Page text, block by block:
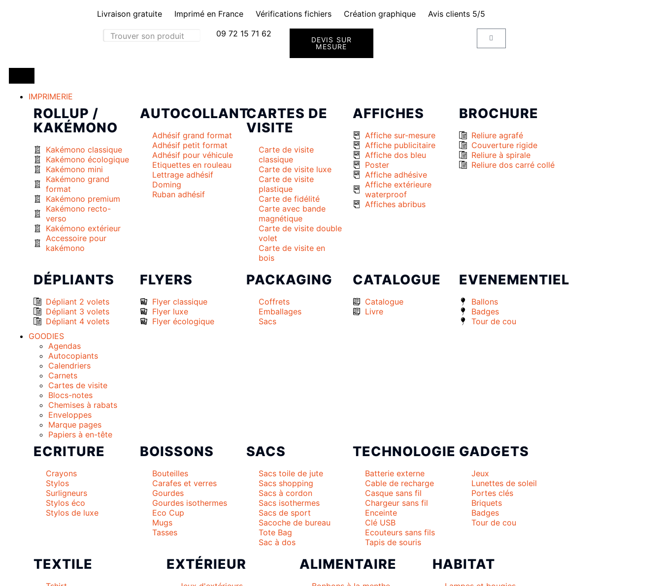
Livraison gratuite Imprimé en France Vérifications fichiers Création graphique
Avis clients 5/5
09 72 15 71 62
DEVIS SUR
MESURE
IMPRIMERIE
ROLLUP /
KAKÉMONO
Kakémono classique
Kakémono écologique
Kakémono mini
Kakémono grand
format
Kakémono premium
Kakémono recto-
verso
Kakémono extérieur
Accessoire pour
kakémono
AUTOCOLLANT
Adhésif grand format
Adhésif petit format
Adhésif pour véhicule
Etiquettes en rouleau
Lettrage adhésif
Doming
Ruban adhésif
CARTES DE
VISITE
Carte de visite
classique
Carte de visite luxe
Carte de visite
plastique
Carte de fidélité
Carte avec bande
magnétique
Carte de visite double
volet
Carte de visite en
bois
AFFICHES
Affiche sur-mesure
Affiche publicitaire
Affiche dos bleu
Poster
Affiche adhésive
Affiche extérieure
waterproof
Affiches abribus
BROCHURE
Reliure agrafé
Couverture rigide
Reliure à spirale
Reliure dos carré collé
DÉPLIANTS
Dépliant 2 volets
Dépliant 3 volets
Dépliant 4 volets
FLYERS
Flyer classique
Flyer luxe
Flyer écologique
PACKAGING
Coffrets
Emballages
Sacs
CATALOGUE
Catalogue
Livre
EVENEMENTIEL
Ballons
Badges
Tour de cou
GOODIES
Agendas
Autocopiants
Calendriers
Carnets
Cartes de visite
Blocs-notes
Chemises à rabats
Enveloppes
Marque pages
Papiers à en-tête
ECRITURE
Crayons
Stylos
Surligneurs
Stylos éco
Stylos de luxe
BOISSONS
Bouteilles
Carafes et verres
Gourdes
Gourdes isothermes
Eco Cup
Mugs
Tasses
SACS
Sacs toile de jute
Sacs shopping
Sacs à cordon
Sacs isothermes
Sacs de sport
Sacoche de bureau
Tote Bag
Sac à dos
TECHNOLOGIE
Batterie externe
Cable de recharge
Casque sans fil
Chargeur sans fil
Enceinte
Clé USB
Ecouteurs sans fils
Tapis de souris
GADGETS
Jeux
Lunettes de soleil
Portes clés
Briquets
Badges
Tour de cou
TEXTILE EXTÉRIEUR ALIMENTAIRE HABITAT